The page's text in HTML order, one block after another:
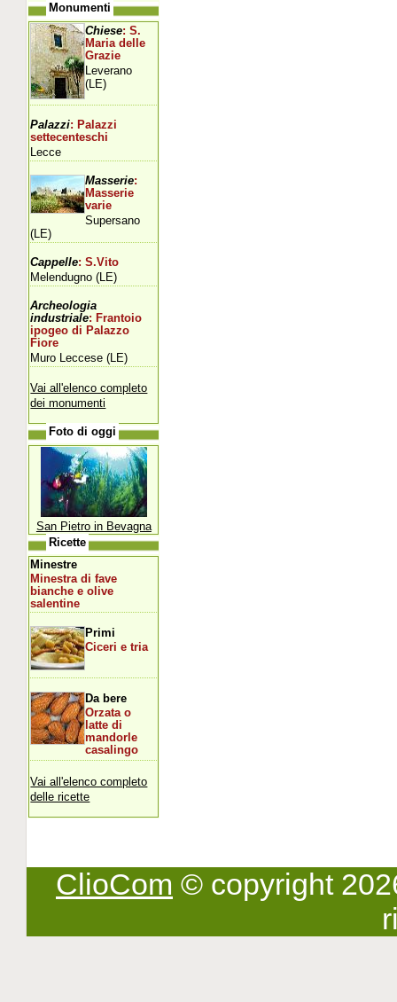
Monumenti
Chiese: S.
Maria delle
Grazie
Leverano
(LE)
Palazzi: Palazzi
settecenteschi
Lecce
Masserie:
Masserie
varie
Supersano
(LE)
Cappelle: S.Vito
Melendugno (LE)
Archeologia
industriale: Frantoio
ipogeo di Palazzo
Fiore
Muro Leccese (LE)
Vai all'elenco completo
dei monumenti
Foto di oggi
San Pietro in Bevagna
Ricette
Minestre
Minestra di fave
bianche e olive
salentine
Primi
Ciceri e tria
Da bere
Orzata o
latte di
mandorle
casalingo
Vai all'elenco completo
delle ricette
ClioCom © copyright